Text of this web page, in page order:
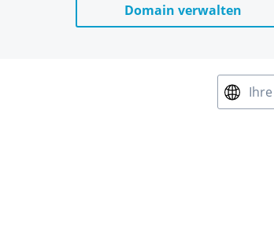
Domain verwalten